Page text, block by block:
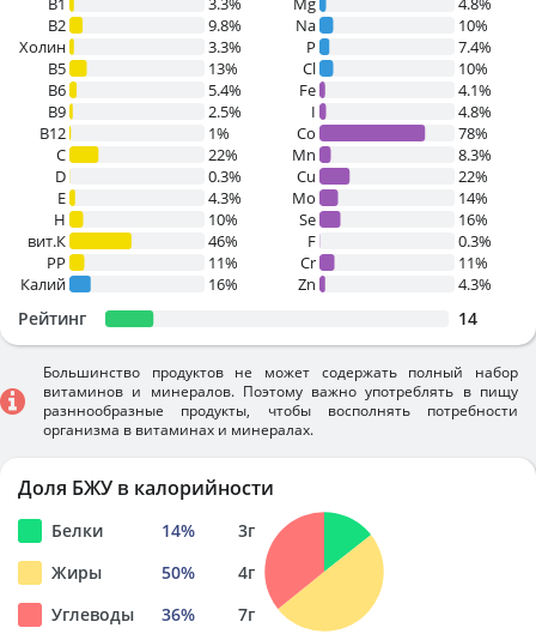
B2
9.8%
Холин
3.3%
B5
13%
B6
5.4%
B9
2.5%
B12
1%
C
22%
D
0.3%
E
4.3%
H
10%
вит.К
46%
PP
11%
Калий
16%
Na
10%
P
7.4%
Cl
10%
Fe
4.1%
I
4.8%
Co
78%
Mn
8.3%
Cu
22%
Mo
14%
Se
16%
F
0.3%
Cr
11%
Zn
4.3%
Рейтинг 14
Большинство продуктов не может содержать полный набор
витаминов и минералов. Поэтому важно употреблять в пищу
разннообразные продукты, чтобы восполнять потребности
организма в витаминах и минералах.
Доля БЖУ в калорийности
Белки 14% 3г
Жиры
50% 4г
Углеводы
36% 7г